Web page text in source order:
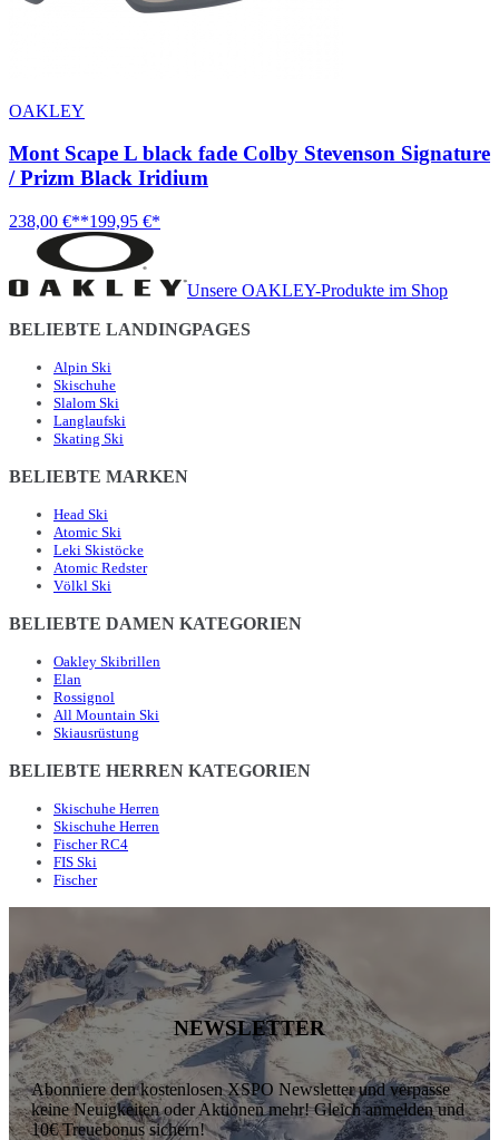
OAKLEY
Mont Scape L black fade Colby Stevenson Signature
/ Prizm Black Iridium
238,00 €**199,95 €*
Unsere OAKLEY-Produkte im Shop
BELIEBTE LANDINGPAGES
Alpin Ski
Skischuhe
Slalom Ski
Langlaufski
Skating Ski
BELIEBTE MARKEN
Head Ski
Atomic Ski
Leki Skistöcke
Atomic Redster
Völkl Ski
BELIEBTE DAMEN KATEGORIEN
Oakley Skibrillen
Elan
Rossignol
All Mountain Ski
Skiausrüstung
BELIEBTE HERREN KATEGORIEN
Skischuhe Herren
Skischuhe Herren
Fischer RC4
FIS Ski
Fischer
NEWSLETTER
Abonniere den kostenlosen XSPO Newsletter und verpasse
keine Neuigkeiten oder Aktionen mehr! Gleich anmelden und
10€ Treuebonus sichern!